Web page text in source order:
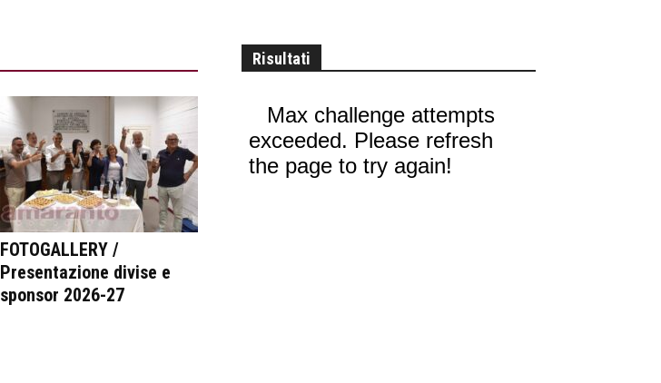
FOTOGALLERY /
Presentazione divise e
sponsor 2026-27
Risultati